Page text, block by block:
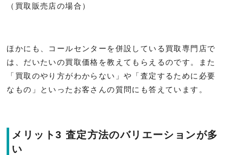
（買取販売店の場合）
ほかにも、コールセンターを併設している買取専門店で
は、だいたいの買取価格を教えてもらえるのです。また
「買取のやり方がわからない」や「査定するために必要
なもの」といったお客さんの質問にも答えています。
メリット3 査定方法のバリエーションが多
い